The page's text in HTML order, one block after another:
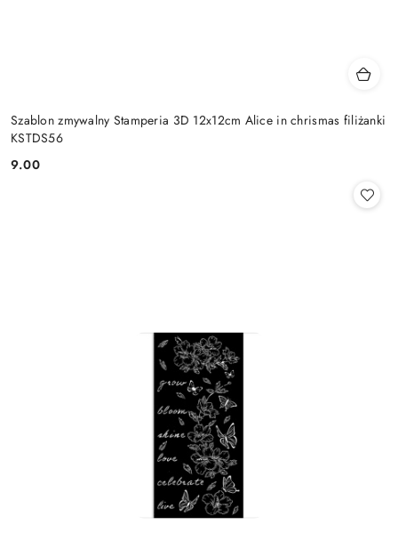
Szablon zmywalny Stamperia 3D 12x12cm Alice in chrismas filiżanki
KSTDS56
Cena:
9.00